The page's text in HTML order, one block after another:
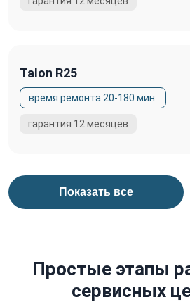
Talon R25
Показать все
Простые этапы
сервисных